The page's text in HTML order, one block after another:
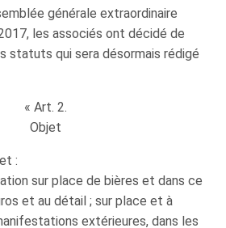
générale extraordinaire
les associés ont décidé de
statuts qui sera désormais rédigé
« Art. 2.
Objet
:
sur place de bières et dans ce
et au détail ; sur place et à
extérieures, dans les